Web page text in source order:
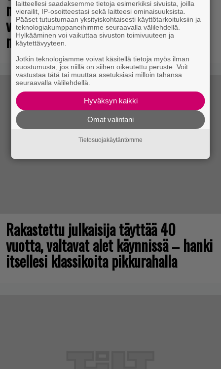
näyttelijöistä huhuillaan ahkerasti –
vastikään menehtynyt Sam Neill
mukana?
Rakastettu julkaisija täyttää 40
vuotta, valtavat alet käynnissä – hanki
itsellesi klassikoita pikkurahalla
laitteellesi saadaksemme tietoja esimerkiksi sivuista, joilla
vierailit, IP-osoitteestasi sekä laitteesi ominaisuuksista.
Pääset tutustumaan yksityiskohtaisesti käyttötarkoituksiin ja
teknologiakumppaneihimme seuraavalla välilehdellä.
Hylkääminen voi vaikuttaa sivuston toimivuuteen ja
käytettävyyteen.
Jotkin teknologiamme voivat käsitellä tietoja myös ilman
suostumusta, jos niillä on siihen oikeutettu peruste. Voit
vastustaa tätä tai muuttaa asetuksiasi milloin tahansa
seuraavalla välilehdellä.
Hyväksyn kaikki
Omat valintani
Tietosuojakäytäntömme